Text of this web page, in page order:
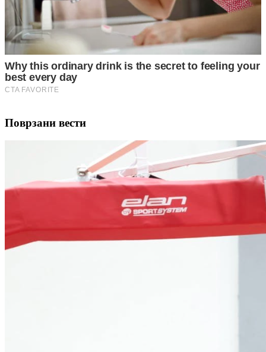
Поврзани вести